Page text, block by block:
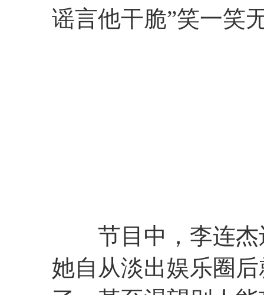
谣言他干脆”笑一笑
节目中，李连杰
她自从淡出娱乐圈